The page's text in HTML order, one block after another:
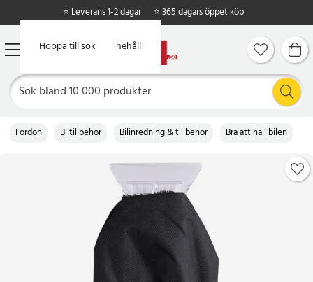
Hoppa till huvudinnehåll
Hoppa till sök
⭐ Leverans 1-2 dagar ⭐ 365 dagars öppet köp
Fordon Biltillbehör Bilinredning & tillbehör Bra att ha i bilen